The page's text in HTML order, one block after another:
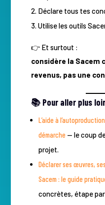
Déclare tous tes
Utilise les outils
👉 Et surtout :
considère la Sacem
revenus, pas une
📚 Pour aller plus
L’aide à
démarche— le coup
projet.
Déclarer ses œuvres,
Sacem : le guide
concrètes, étape